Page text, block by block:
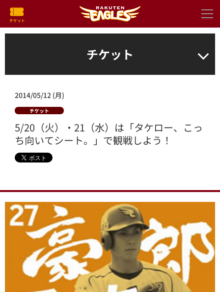
チケット
2014/05/12 (月)
チケット
5/20（火）・21（水）は「タケロー、こっ
ち向いてシート。」で観戦しよう！